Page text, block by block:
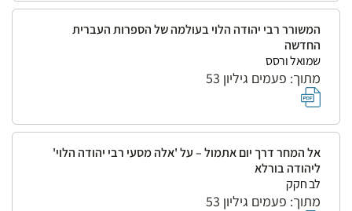
המשורר רבי יהודה הלוי בעולמה של הספרות העברית
החדשה
שמואל ורסס
מתוך: פעמים גיליון 53
אל המחר דרך יום אתמול – על 'אלה מסעי רבי יהודה הלוי'
ליהודה בורלא
לב חקק
מתוך: פעמים גיליון 53